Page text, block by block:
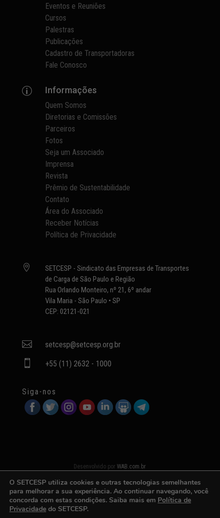
Eventos e Reuniões
Cursos
Palestras
Publicações
Cadastro de Transportadoras
Fale Conosco
p Informações
Quem Somos
Diretorias e Comissões
Parceiros
Fotos
Seja um Associado
Imprensa
Revista
Prêmio de Sustentabilidade
Contato
Área do Associado
Receber Notícias
Política de Privacidade

SETCESP - Sindicato das Empresas de Transportes
de Carga de São Paulo e Região
Rua Orlando Monteiro, nº 21, 6º andar
Vila Maria - São Paulo • SP
CEP: 02121-021
 setcesp@setcesp.org.br
 +55 (11) 2632 - 1000
Siga-nos
Desenvolvido porWAB.com.br
O SETCESP utiliza cookies e outras tecnologias semelhantes
para melhorar a sua experiência. Ao continuar navegando, você
concorda com estas condições. Saiba mais em Política de
Privacidade do SETCESP.